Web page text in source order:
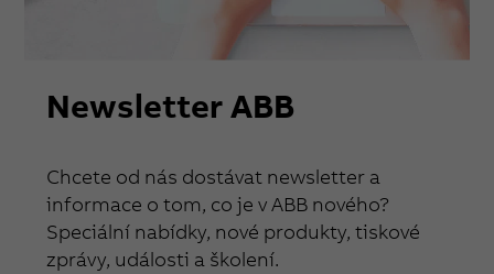
Newsletter ABB
Chcete od nás dostávat newsletter a
informace o tom, co je v ABB nového?
Speciální nabídky, nové produkty, tiskové
zprávy, události a školení.